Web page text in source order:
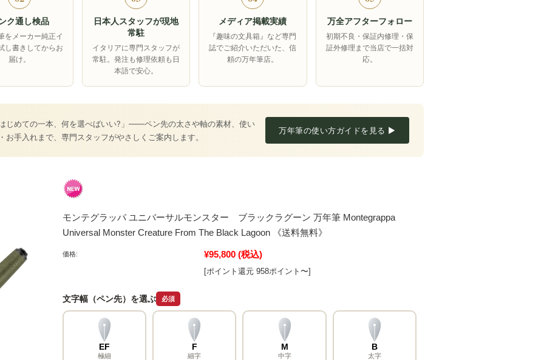
ク通し検品
をメーカー純正イ
し書きしてからお
届け。
日本人スタッフが現地
常駐
イタリアに専門スタッフが
常駐。発注も修理依頼も日
本語で安心。
メディア掲載実績
『趣味の文具箱』など専門
誌でご紹介いただいた、信
頼の万年筆店。
万全アフターフォロー
初期不良・保証内修理・保
証外修理まで当店で一括対
応。
はじめての一本、何を選べばいい?」――ペン先の太さや軸の素材、使い
お手入れまで、専門スタッフがやさしくご案内します。
万年筆の使い方ガイドを見る ▶
モンテグラッパ ユニバーサルモンスター ブラックラグーン 万年筆 Montegrappa
Universal Monster Creature From The Black Lagoon 《送料無料》
価格: ¥95,800 (税込)
[ポイント還元 958ポイント〜]
文字幅（ペン先）を選ぶ 必須
EF
極細
F
細字
M
中字
B
太字